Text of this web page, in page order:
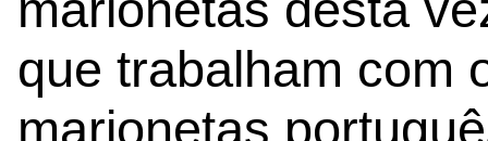
que trabalham com
marionetas